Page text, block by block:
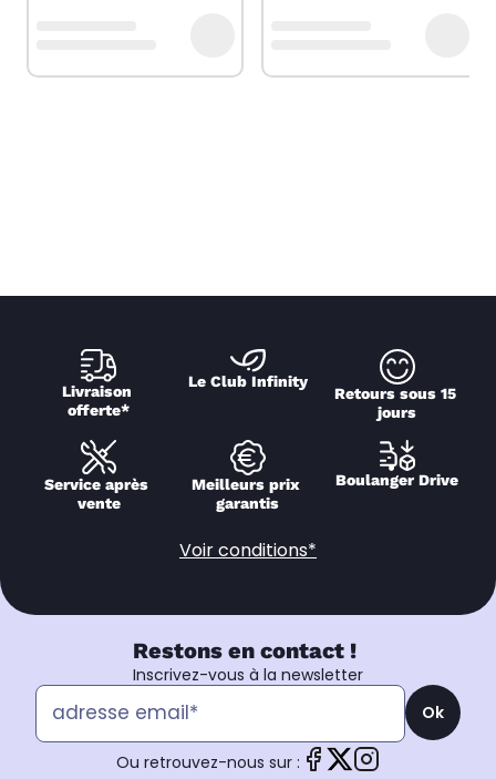
Livraison
offerte*
Le Club Infinity
Retours sous 15
jours
Service après
vente
Meilleurs prix
garantis
Boulanger Drive
Voir conditions*
Restons en contact !
Inscrivez-vous à la newsletter
Ok
Ou retrouvez-nous sur :